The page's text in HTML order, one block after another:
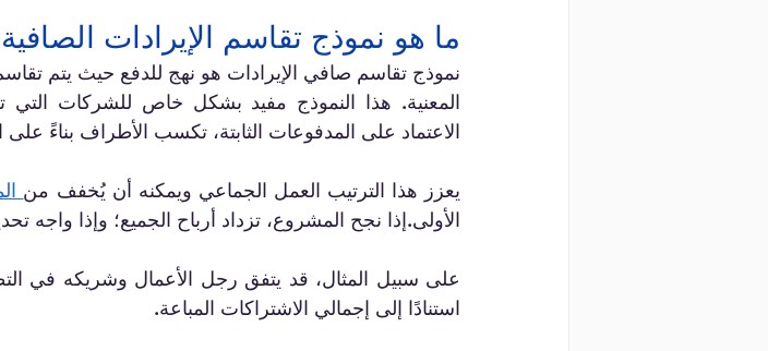
ما هو نموذج تقاسم الإيرادات
الاعتماد على المدفوعات الثابتة، تكسب الأطراف بناءً على
يعزز هذا الترتيب العمل الجماعي ويمكنه أن يُخفف من
الأولى.إذا نجح المشروع، تزداد أرباح الجميع؛ وإذا واجه
استنادًا إلى إجمالي الاشتراكات المباعة.